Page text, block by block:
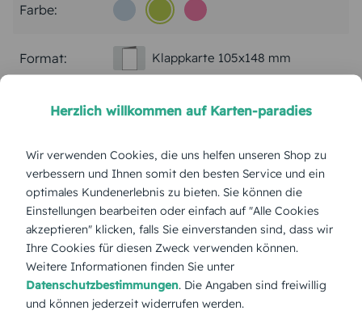
Farbe:
Format: Klappkarte 105x148 mm
Papierart: Bilderdruck
Menge:
Stückpreis: 2,60 €
Gesamtpreis: 65,00 € Inkl. MwSt. zzgl. Versand
Herzlich willkommen auf Karten-paradies
Wir verwenden Cookies, die uns helfen unseren Shop zu
verbessern und Ihnen somit den besten Service und ein
optimales Kundenerlebnis zu bieten. Sie können die
Einstellungen bearbeiten oder einfach auf "Alle Cookies
akzeptieren" klicken, falls Sie einverstanden sind, dass wir
Ihre Cookies für diesen Zweck verwenden können.
Weitere Informationen finden Sie unter
Datenschutzbestimmungen. Die Angaben sind freiwillig
und können jederzeit widerrufen werden.